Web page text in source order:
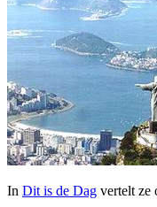
In Dit is de Dag vertelt ze